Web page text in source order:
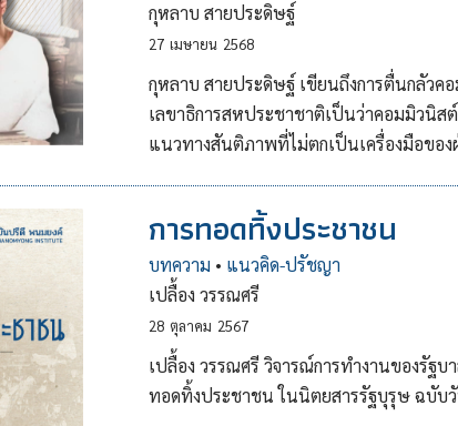
กุหลาบ สายประดิษฐ์
27 เมษายน 2568
กุหลาบ สายประดิษฐ์ เขียนถึงการตื่นกลัวค
เลขาธิการสหประชาชาติเป็นว่าคอมมิวนิ
แนวทางสันติภาพที่ไม่ตกเป็นเครื่องมือของ
การทอดทิ้งประชาชน
บทความ • แนวคิด-ปรัชญา
เปลื้อง วรรณศรี
28 ตุลาคม 2567
เปลื้อง วรรณศรี วิจารณ์การทำงานของรัฐ
ทอดทิ้งประชาชน ในนิตยสารรัฐบุรุษ ฉบับ